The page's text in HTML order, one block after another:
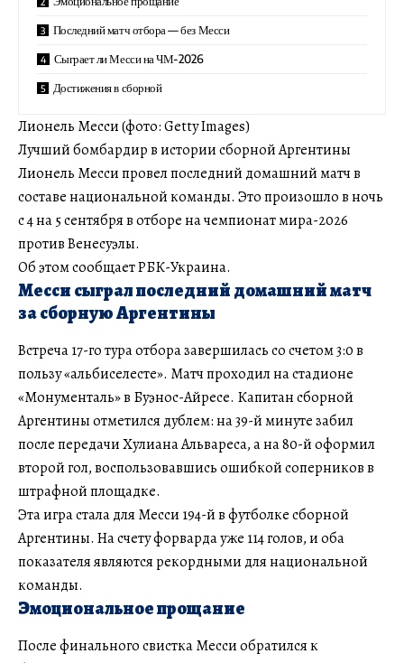
Последний матч отбора — без Месси
Сыграет ли Месси на ЧМ-2026
Достижения в сборной
Лионель Месси (фото: Getty Images)
Лучший бомбардир в истории сборной Аргентины
Лионель Месси провел последний домашний матч в
составе национальной команды. Это произошло в ночь
с 4 на 5 сентября в отборе на чемпионат мира-2026
против Венесуэлы.
Об этом сообщает РБК-Украина.
Месси сыграл последний домашний матч
за сборную Аргентины
Встреча 17-го тура отбора завершилась со счетом 3:0 в
пользу «альбиселесте». Матч проходил на стадионе
«Монументаль» в Буэнос-Айресе. Капитан сборной
Аргентины отметился дублем: на 39-й минуте забил
после передачи Хулиана Альвареса, а на 80-й оформил
второй гол, воспользовавшись ошибкой соперников в
штрафной площадке.
Эта игра стала для Месси 194-й в футболке сборной
Аргентины. На счету форварда уже 114 голов, и оба
показателя являются рекордными для национальной
команды.
Эмоциональное прощание
После финального свистка Месси обратился к